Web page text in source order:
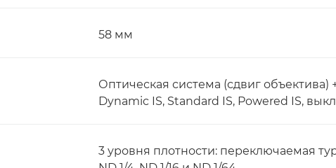
58 мм
Оптическая система (сдвиг объектива)
Dynamic IS, Standard IS, Powered IS,
3 уровня плотности: переключаемая